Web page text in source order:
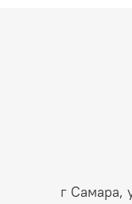
г Самара,